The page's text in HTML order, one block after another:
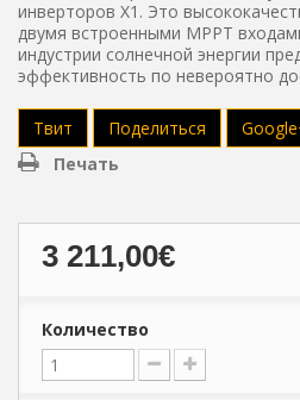
инверторов X1. Это
двумя встроенными МРРТ
индустрии солнечной энергии
эффективность по невероятно
Твит Поделиться
Печать
3 211,00€
Количество